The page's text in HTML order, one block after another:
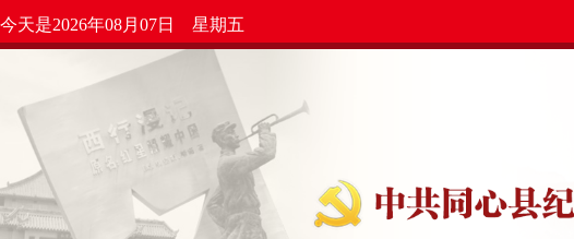
今天是2026年08月07日 星期五